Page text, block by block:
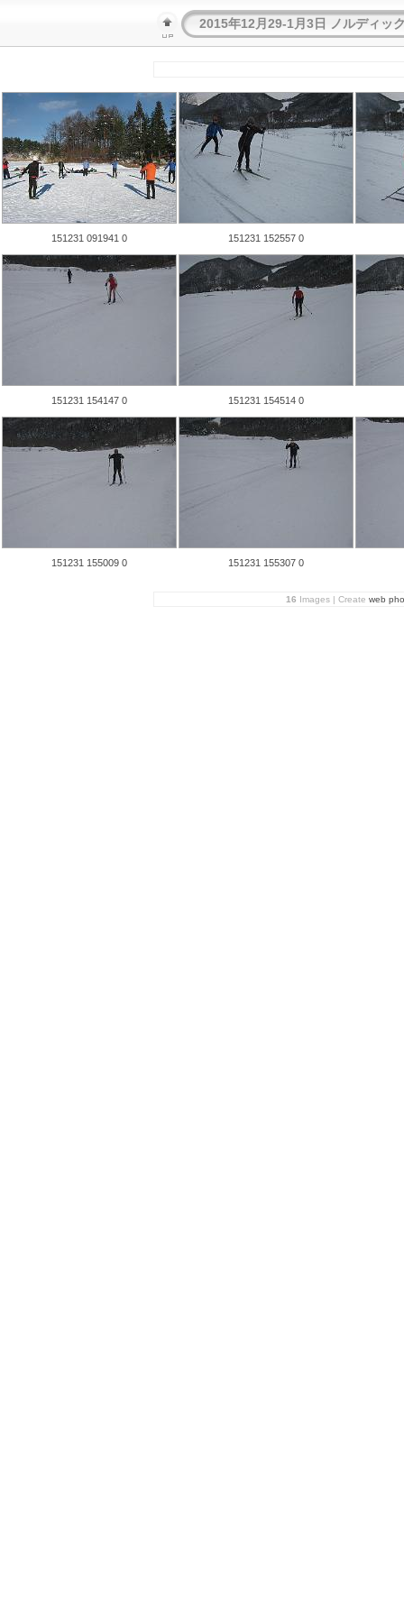
2015年12月29-1月3日 ノルディッ
151231 091941 0 151231 152557 0
151231 154147 0 151231 154514 0
151231 155009 0 151231 155307 0
16 Images | Create web